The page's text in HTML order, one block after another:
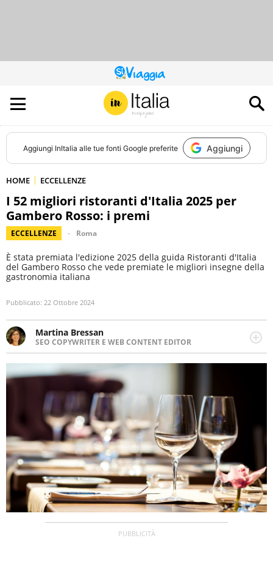
QUESTO
SITO
CONTRIBUISCE
ALL’AUDIENCE
DI
Aggiungi InItalia alle tue fonti Google preferite Aggiungi
HOME ECCELLENZE
I 52 migliori ristoranti d'Italia 2025 per
Gambero Rosso: i premi
ECCELLENZE Roma
È stata premiata l'edizione 2025 della guida Ristoranti d'Italia
del Gambero Rosso che vede premiate le migliori insegne della
gastronomia italiana
Pubblicato: 22 Ottobre 2024
Martina Bressan
SEO COPYWRITER E WEB CONTENT EDITOR
Appassionata di viaggi, di trail running e di yoga, ama
scoprire nuovi posti e nuove culture. Curiosa,
determinata e intraprendente adora leggere ma
soprattutto scrivere.